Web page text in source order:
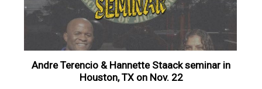
Andre Terencio & Hannette Staack seminar in
Houston, TX on Nov. 22